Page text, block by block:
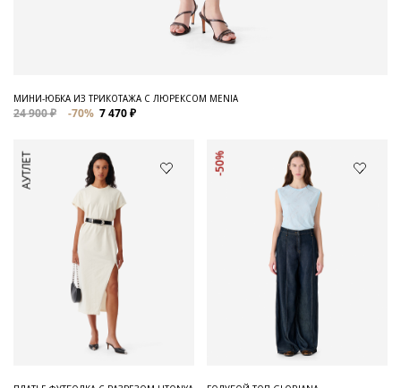
МИНИ-ЮБКА ИЗ ТРИКОТАЖА С ЛЮРЕКСОМ MENIA
24 900 ₽ -70% 7 470 ₽
АУТЛЕТ -50%